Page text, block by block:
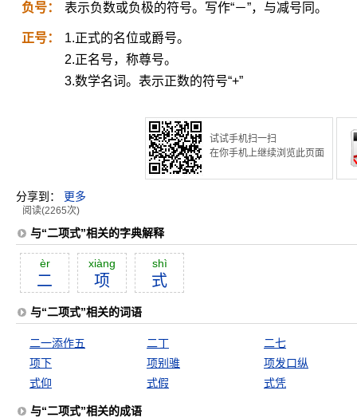
负号： 表示负数或负极的符号。写作“－”，与减号同。
正号：
1.正式的名位或爵号。
2.正名号，称尊号。
3.数学名词。表示正数的符号“+”
试试手机扫一扫
在你手机上继续浏览此页面
分享到： 更多
阅读(2265次)
与“二项式”相关的字典解释
èr
二
xiàng
项
shì
式
与“二项式”相关的词语
二一添作五 二丁
二七
项下
项别骓
项发口纵
式仰
式假 式凭
与“二项式”相关的成语